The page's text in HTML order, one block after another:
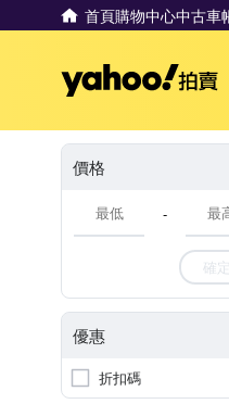
首頁購物中心中古車
價格
-
確定
優惠
折扣碼